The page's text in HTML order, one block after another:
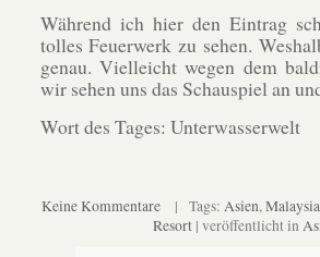
Während ich hier den Eintrag
tolles Feuerwerk zu sehen.
genau. Vielleicht wegen dem
wir sehen uns das Schauspiel an
Wort des Tages: Unterwasserwelt
Keine Kommentare| Tags: Asien,Malaysia
Resort| veröffentlicht in